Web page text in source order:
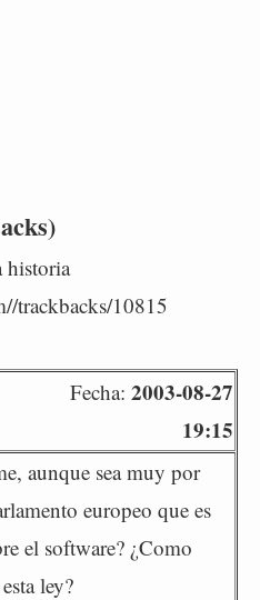
historia
trackbacks/10815
Fecha: 2003-08-27
19:15
aunque sea muy por
europeo que es
el software? ¿Como
ley?